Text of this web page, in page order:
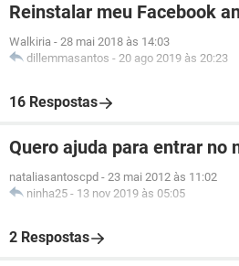
Reinstalar meu Facebook
Walkiria - 28 mai 2018 às 14:03
dillemmasantos - 20 ago 2019 às 20:23
16 Respostas
Quero ajuda para entrar no
nataliasantoscpd - 23 mai 2012 às 11:02
ninha25 - 13 nov 2019 às 05:05
2 Respostas